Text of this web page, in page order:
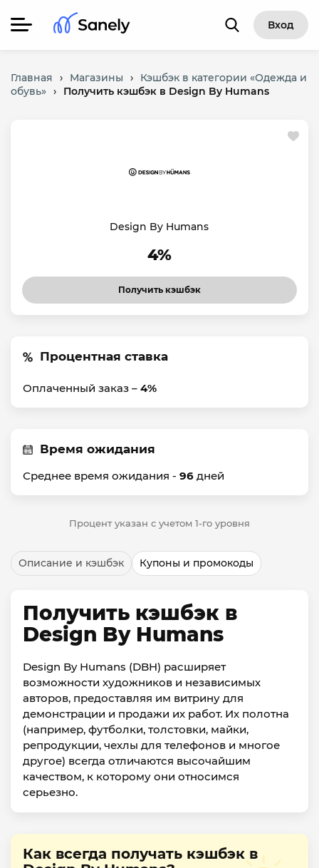
Вход
Главная › Магазины ›
Кэшбэк в категории «Одежда и
обувь» › Получить кэшбэк в Design By Humans
Design By Humans
4%
Получить кэшбэк
Процентная ставка
Оплаченный заказ – 4%
Время ожидания
Среднее время ожидания - 96 дней
Процент указан с учетом 1-го уровня
Описание и кэшбэк Купоны и промокоды
Получить кэшбэк в
Design By Humans
Design By Humans (DBH) расширяет
возможности художников и независимых
авторов, предоставляя им витрину для
демонстрации и продажи их работ. Их полотна
(например, футболки, толстовки, майки,
репродукции, чехлы для телефонов и многое
другое) всегда отличаются высочайшим
качеством, к которому они относимся
серьезно.
Как всегда получать кэшбэк в